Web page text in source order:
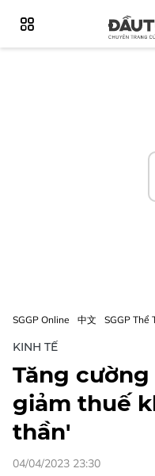
SGGP Online 中文 SGGP Thể
KINH TẾ
Tăng
giảm thuế
thần'
04/04/2023 23:30